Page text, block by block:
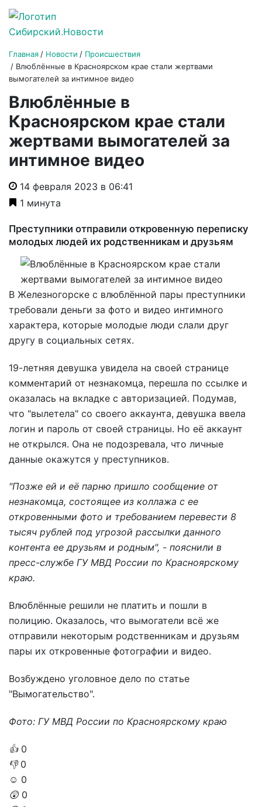
Главная Новости
Происшествия
Влюблённые в Красноярском крае стали жертвами
вымогателей за интимное видео
Влюблённые в
Красноярском крае стали
жертвами вымогателей за
интимное видео
14 февраля 2023 в 06:41
1 минута
Преступники отправили откровенную переписку
молодых людей их родственникам и друзьям
В Железногорске с влюблённой пары преступники
требовали деньги за фото и видео интимного
характера, которые молодые люди слали друг
другу в социальных сетях.
19-летняя девушка увидела на своей странице
комментарий от незнакомца, перешла по ссылке и
оказалась на вкладке с авторизацией. Подумав,
что "вылетела" со своего аккаунта, девушка ввела
логин и пароль от своей страницы. Но её аккаунт
не открылся. Она не подозревала, что личные
данные окажутся у преступников.
"Позже ей и её парню пришло сообщение от
незнакомца, состоящее из коллажа с ее
откровенными фото и требованием перевести 8
тысяч рублей под угрозой рассылки данного
контента ее друзьям и родным", - пояснили в
пресс-службе ГУ МВД России по Красноярскому
краю.
Влюблённые решили не платить и пошли в
полицию. Оказалось, что вымогатели всё же
отправили некоторым родственникам и друзьям
пары их откровенные фотографии и видео.
Возбуждено уголовное дело по статье
"Вымогательство".
Фото: ГУ МВД России по Красноярскому краю
👍 0
👎 0
☺️ 0
😲 0